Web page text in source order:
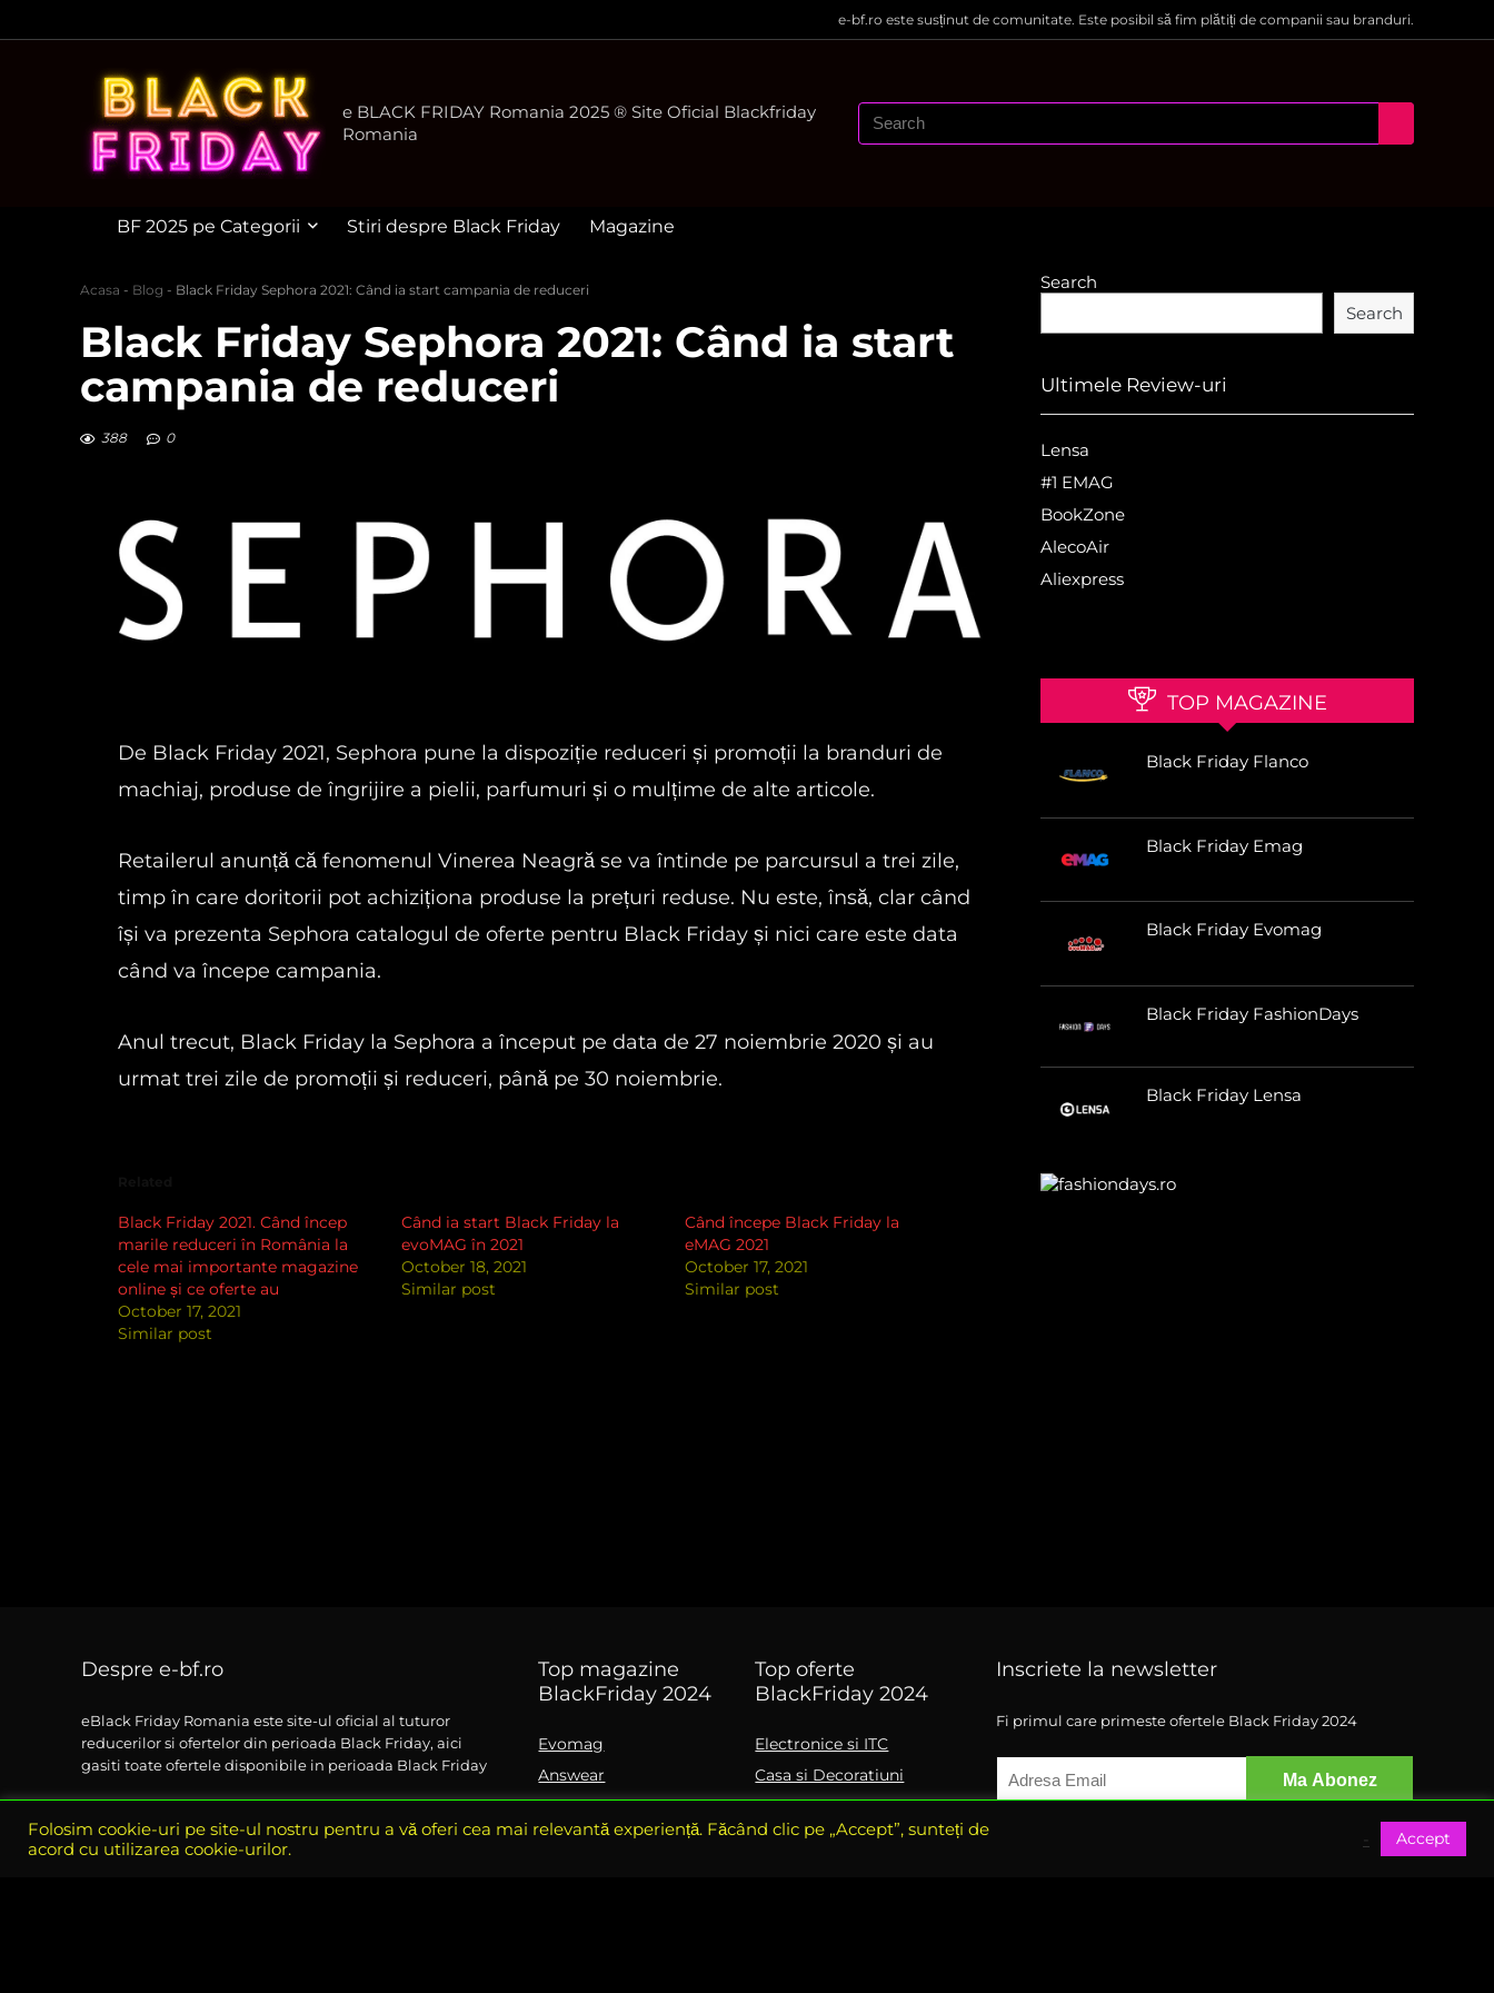
e-bf.ro este susținut de comunitate. Este posibil să fim plătiți de companii sau branduri.
e BLACK FRIDAY Romania 2025 ® Site Oficial Blackfriday
Romania
BF 2025 pe Categorii Stiri despre Black Friday Magazine
Acasa - Blog - Black Friday Sephora 2021: Când ia start campania de reduceri
Black Friday Sephora 2021: Când ia start
campania de reduceri
388 0
De Black Friday 2021, Sephora pune la dispoziție reduceri și promoții la branduri de
machiaj, produse de îngrijire a pielii, parfumuri și o mulțime de alte articole.
Retailerul anunță că fenomenul Vinerea Neagră se va întinde pe parcursul a trei zile,
timp în care doritorii pot achiziționa produse la prețuri reduse. Nu este, însă, clar când
își va prezenta Sephora catalogul de oferte pentru Black Friday și nici care este data
când va începe campania.
Anul trecut, Black Friday la Sephora a început pe data de 27 noiembrie 2020 și au
urmat trei zile de promoții și reduceri, până pe 30 noiembrie.
Black Friday 2021. Când încep
marile reduceri în România la
cele mai importante magazine
online și ce oferte au
October 17, 2021
Similar post
Când ia start Black Friday la
evoMAG în 2021
October 18, 2021
Similar post
Când începe Black Friday la
eMAG 2021
October 17, 2021
Similar post
Search
Search
Ultimele Review-uri
Lensa
#1 EMAG
BookZone
AlecoAir
Aliexpress
TOP MAGAZINE
Black Friday Flanco
Black Friday Emag
Black Friday Evomag
Black Friday FashionDays
Black Friday Lensa
Despre e-bf.ro
eBlack Friday Romania este site-ul oficial al tuturor
reducerilor si ofertelor din perioada Black Friday, aici
gasiti toate ofertele disponibile in perioada Black Friday
Top magazine
BlackFriday 2024
Evomag
Answear
DyFashion
NeaKaisa
Top oferte
BlackFriday 2024
Electronice si ITC
Casa si Decoratiuni
Fashion
Frumusete si ingrijire
Inscriete la newsletter
Fi primul care primeste ofertele Black Friday 2024
Folosim cookie-uri pe site-ul nostru pentru a vă oferi cea mai relevantă experiență. Făcând clic pe „Accept”, sunteți de
acord cu utilizarea cookie-urilor.
Accept